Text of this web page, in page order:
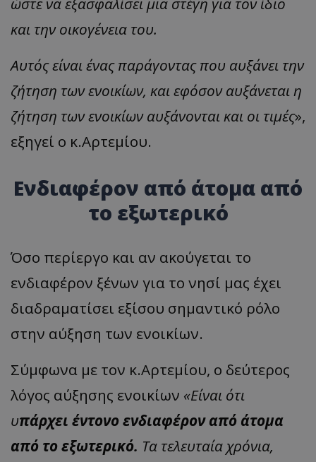
και την οικογένεια του.
Αυτός είναι ένας παράγοντας που αυξάνει την
ζήτηση των ενοικίων, και εφόσον αυξάνεται η
ζήτηση των ενοικίων αυξάνονται και οι τιμές»,
εξηγεί ο κ.Αρτεμίου.
Ενδιαφέρον από άτομα από
το εξωτερικό
Όσο περίεργο και αν ακούγεται το
ενδιαφέρον ξένων για το νησί μας έχει
διαδραματίσει εξίσου σημαντικό ρόλο
στην αύξηση των ενοικίων.
Σύμφωνα με τον κ.Αρτεμίου, ο δεύτερος
λόγος αύξησης ενοικίων «Είναι ότι
υπάρχει έντονο ενδιαφέρον από άτομα
από το εξωτερικό. Τα τελευταία χρόνια,